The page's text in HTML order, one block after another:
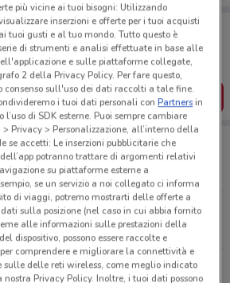
sempre con te!
le migliori offerte dei negozi vicino a te,
la tua lista del risparmio, comodamente
SCARICA L’APP
a Busnago
Grande, 17 Dalmine
Brianza
più vicine ai tuoi bisogni: Utilizzando
inserzioni e offerte per i tuoi acquisti
tuoi gusti e al tuo mondo. Tutto questo è
di strumenti e analisi effettuate in base alle
e sulle piattaforme collegate,
2 della Privacy Policy. Per fare questo,
consenso sull'uso dei dati raccolti a tale fine.
i tuoi dati personali conPartnersin
di SDK esterne. Puoi sempre cambiare
Privacy > Personalizzazione, all’interno della
se accetti: Le inserzioni pubblicitarie che
potranno trattare di argomenti relativi
su piattaforme esterne a
se un servizio a noi collegato ci informa
di viaggi, potremo mostrarti delle offerte a
sulla posizione (nel caso in cui abbia fornito
alle informazioni sulle prestazioni della
dispositivo, possono essere raccolte e
comprendere e migliorare la connettività e
sulle delle reti wireless, come meglio indicato
Privacy Policy. Inoltre, i tuoi dati possono